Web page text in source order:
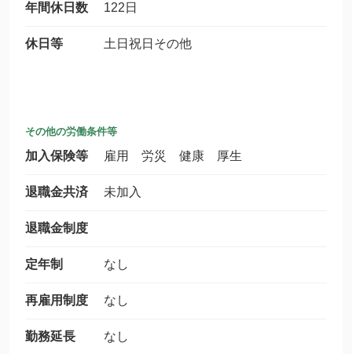
年間休日数 122日
休日等 土日祝日その他
その他の労働条件等
加入保険等 雇用 労災 健康 厚生
退職金共済 未加入
退職金制度
定年制 なし
再雇用制度 なし
勤務延長 なし